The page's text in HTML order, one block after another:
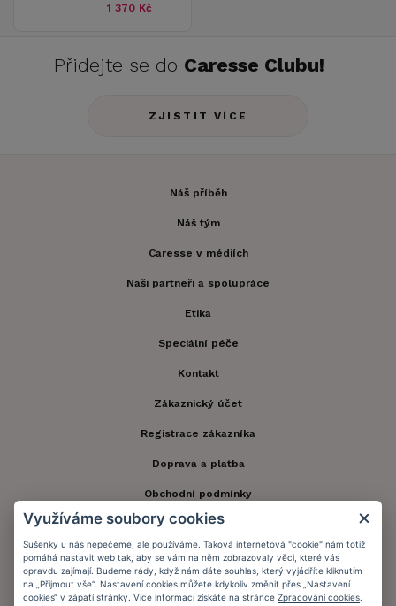
1 370 Kč
Přidejte se do Caresse Clubu!
ZJISTIT VÍCE
Náš příběh
Náš tým
Caresse v médiích
Naši partneři a spolupráce
Etika
Speciální péče
Kontakt
Zákaznický účet
Registrace zákazníka
Doprava a platba
Obchodní podmínky
Ochrana osobních údajů
Informační memorandum
Využíváme soubory cookies
Sušenky u nás nepečeme, ale používáme. Taková internetová "cookie" nám totiž
pomáhá nastavit web tak, aby se vám na něm zobrazovaly věci, které vás
opravdu zajímají. Budeme rády, když nám dáte souhlas, který vyjádříte kliknutím
na „Přijmout vše“. Nastavení cookies můžete kdykoliv změnit přes „Nastavení
cookies“ v zápatí stránky. Více informací získáte na stránce Zpracování cookies